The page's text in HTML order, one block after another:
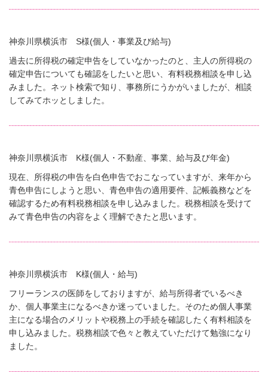
神奈川県横浜市 S様(個人・事業及び給与)
過去に所得税の確定申告をしていなかったのと、主人の所得税の
確定申告についても確認をしたいと思い、有料税務相談を申し込
みました。ネット検索で知り、事務所にうかがいましたが、相談
してみてホッとしました。
神奈川県横浜市 K様(個人・不動産、事業、給与及び年金)
現在、所得税の申告を白色申告でおこなっていますが、来年から
青色申告にしようと思い、青色申告の適用要件、記帳義務などを
確認するため有料税務相談を申し込みました。税務相談を受けて
みて青色申告の内容をよく理解できたと思います。
神奈川県横浜市 K様(個人・給与)
フリーランスの医師をしておりますが、給与所得者でいるべき
か、個人事業主になるべきか迷っていました。そのため個人事業
主になる場合のメリットや税務上の手続を確認したく有料相談を
申し込みました。税務相談で色々と教えていただけて勉強になり
ました。